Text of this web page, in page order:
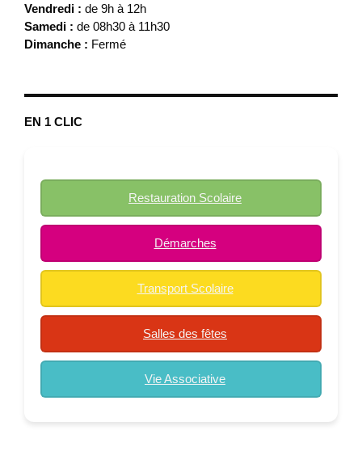
Vendredi : de 9h à 12h
Samedi : de 08h30 à 11h30
Dimanche : Fermé
EN 1 CLIC
Restauration Scolaire
Démarches
Transport Scolaire
Salles des fêtes
Vie Associative